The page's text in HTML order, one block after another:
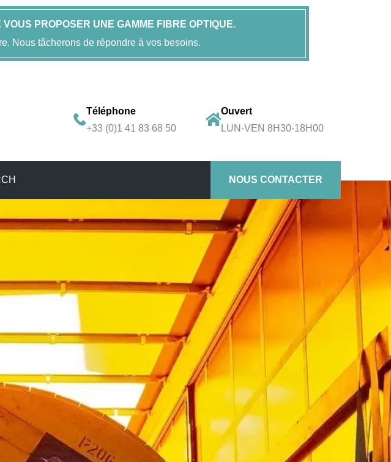
PROPOSER UNE GAMME FIBRE OPTIQUE.
Nous tâcherons de répondre à vos besoins.
Téléphone
+33 (0)1 41 83 68 50
Ouvert
LUN-VEN 8H30-18H00
NOUS CONTACTER